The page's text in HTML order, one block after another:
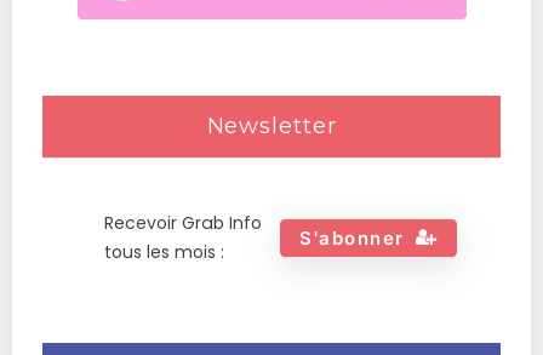
Newsletter
Recevoir Grab Info
tous les mois :
S'abonner